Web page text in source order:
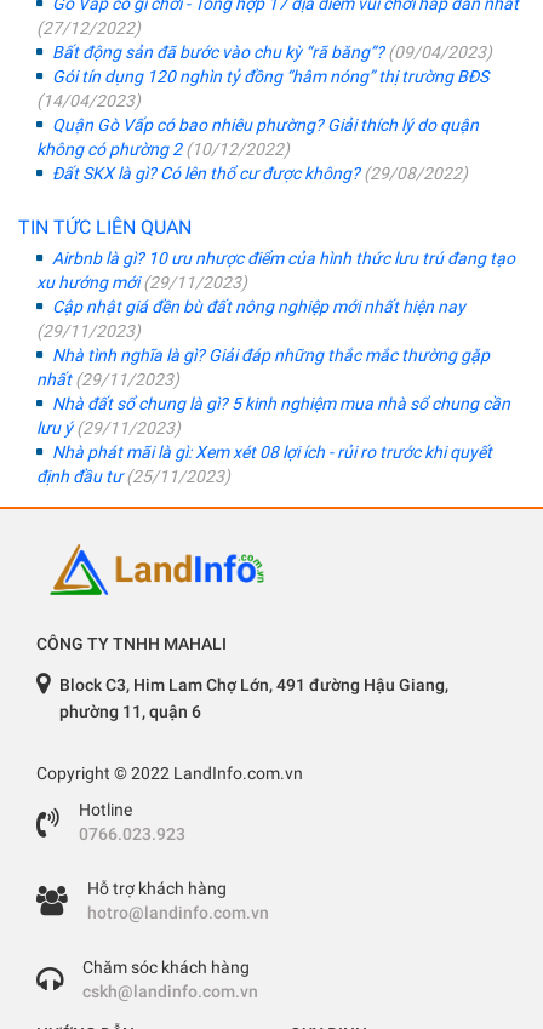
(27/12/2022)
Bất động sản đã bước vào chu kỳ “rã băng”?(09/04/2023)
Gói tín dụng 120 nghìn tỷ đồng “hâm nóng” thị trường BĐS
(14/04/2023)
Quận Gò Vấp có bao nhiêu phường? Giải thích lý do quận
không có phường 2(10/12/2022)
Đất SKX là gì? Có lên thổ cư được không?(29/08/2022)
TIN TỨC LIÊN QUAN
Airbnb là gì? 10 ưu nhược điểm của hình thức lưu trú đang tạo
xu hướng mới(29/11/2023)
Cập nhật giá đền bù đất nông nghiệp mới nhất hiện nay
(29/11/2023)
Nhà tình nghĩa là gì? Giải đáp những thắc mắc thường gặp
nhất(29/11/2023)
Nhà đất sổ chung là gì? 5 kinh nghiệm mua nhà sổ chung cần
lưu ý(29/11/2023)
Nhà phát mãi là gì: Xem xét 08 lợi ích - rủi ro trước khi quyết
định đầu tư(25/11/2023)
CÔNG TY TNHH MAHALI
Block C3, Him Lam Chợ Lớn, 491 đường Hậu Giang,
phường 11, quận 6
Copyright © 2022 LandInfo.com.vn
Hotline
0766.023.923
Hỗ trợ khách hàng
hotro@landinfo.com.vn
Chăm sóc khách hàng
cskh@landinfo.com.vn